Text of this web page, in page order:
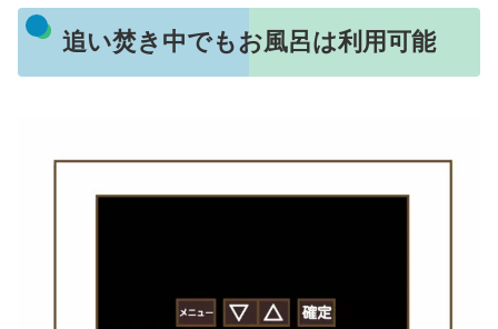
追い焚き中でもお風呂は利用可能